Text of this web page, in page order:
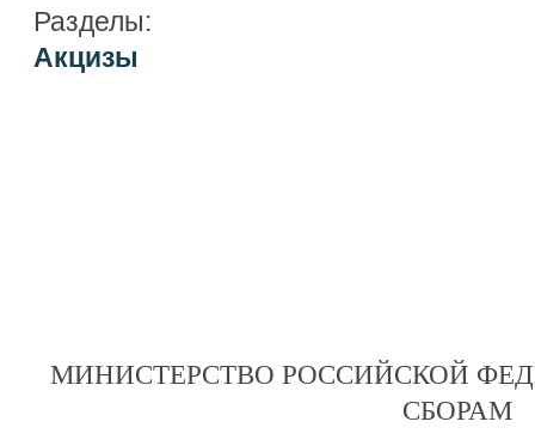
Разделы:
Акцизы
МИНИСТЕРСТВО РОССИЙСКОЙ
СБОРАМ